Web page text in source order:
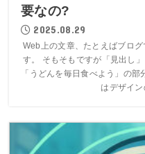
要なの?
2025.08.29
Web上の文章、たとえばブロ
す。 そもそもですが「見出し
「うどんを毎日食べよう」の
はデザイ